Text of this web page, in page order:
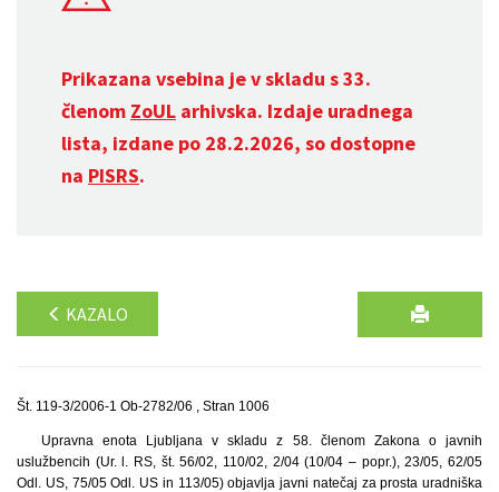
Prikazana vsebina je v skladu s 33.
členom ZoUL arhivska. Izdaje uradnega
lista, izdane po 28.2.2026, so dostopne
na PISRS.
KAZALO
Št. 119-3/2006-1 Ob-2782/06 , Stran 1006
Upravna enota Ljubljana v skladu z 58. členom Zakona o javnih
uslužbencih (Ur. l. RS, št. 56/02, 110/02, 2/04 (10/04 – popr.), 23/05, 62/05
Odl. US, 75/05 Odl. US in 113/05) objavlja javni natečaj za prosta uradniška